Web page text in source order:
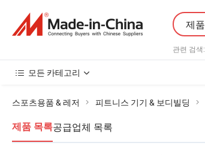
제품
관련 검색:
모든 카테고리
스포츠용품 & 레저 피트니스 기기 & 보디빌딩
제품 목록공급업체 목록